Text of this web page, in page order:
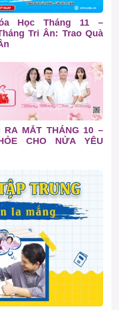
Học Tháng 11 –
Tri Ân: Trao Quà
RA MẮT THÁNG 10 –
CHO NỬA YÊU